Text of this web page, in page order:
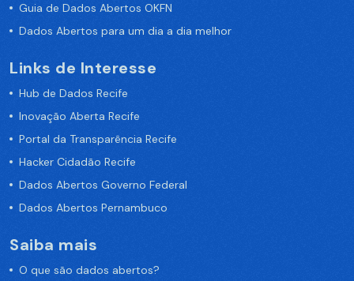
Guia de Dados Abertos OKFN
Dados Abertos para um dia a dia melhor
Links de Interesse
Hub de Dados Recife
Inovação Aberta Recife
Portal da Transparência Recife
Hacker Cidadão Recife
Dados Abertos Governo Federal
Dados Abertos Pernambuco
Saiba mais
O que são dados abertos?